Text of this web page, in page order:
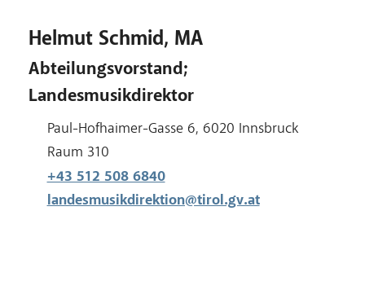
Helmut Schmid, MA
Abteilungsvorstand;
Landesmusikdirektor
Adresse:
Paul-Hofhaimer-Gasse 6, 6020 Innsbruck
Raum:
Raum 310
+43 512 508 6840
landesmusikdirektion@tirol.gv.at